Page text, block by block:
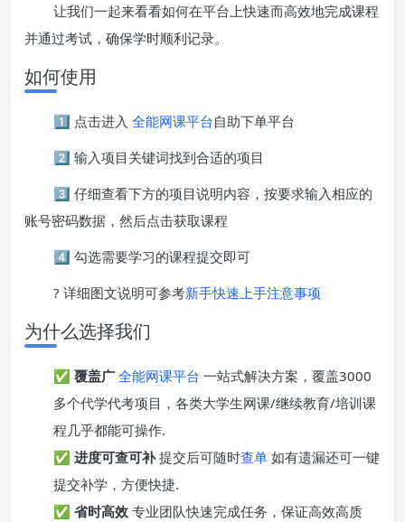
让我们一起来看看如何在平台上快速而高效地完成课程
并通过考试，确保学时顺利记录。
如何使用
1️⃣ 点击进入 全能网课平台自助下单平台
2️⃣ 输入项目关键词找到合适的项目
3️⃣ 仔细查看下方的项目说明内容，按要求输入相应的
账号密码数据，然后点击获取课程
4️⃣ 勾选需要学习的课程提交即可
? 详细图文说明可参考新手快速上手注意事项
为什么选择我们
✅ 覆盖广 全能网课平台 一站式解决方案，覆盖3000
多个代学代考项目，各类大学生网课/继续教育/培训课
程几乎都能可操作.
✅ 进度可查可补提交后可随时查单 如有遗漏还可一键
提交补学，方便快捷.
✅ 省时高效 专业团队快速完成任务，保证高效高质